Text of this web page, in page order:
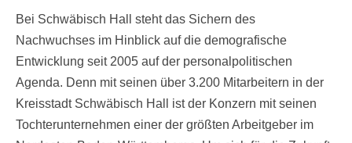
Bei Schwäbisch Hall steht das Sichern des
Nachwuchses im Hinblick auf die demografische
Entwicklung seit 2005 auf der personalpolitischen
Agenda. Denn mit seinen über 3.200 Mitarbeitern in der
Kreisstadt Schwäbisch Hall ist der Konzern mit seinen
Tochterunternehmen einer der größten Arbeitgeber im